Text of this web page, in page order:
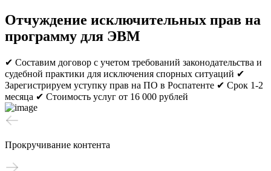
Отчуждение исключительных прав на
программу для ЭВМ
✔ Составим договор с учетом требований законодательства и
судебной практики для исключения спорных ситуаций ✔
Зарегистрируем уступку прав на ПО в Роспатенте ✔ Срок 1-2
месяца ✔ Стоимость услуг от 16 000 рублей
Прокручивание контента